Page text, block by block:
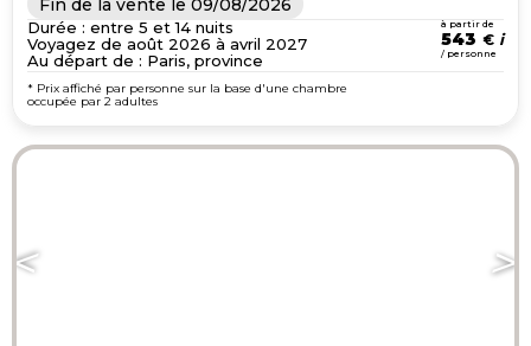
Fin de la vente le 09/08/2026
Durée : entre 5 et 14 nuits
Voyagez de août 2026 à avril 2027
Au départ de : Paris, province
à partir de
543 €
/ personne
* Prix affiché par personne sur la base d'une chambre
occupée par 2 adultes